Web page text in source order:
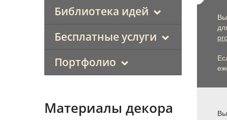
Библиотека идей
Бесплатные услуги
Портфолио
Материалы декора